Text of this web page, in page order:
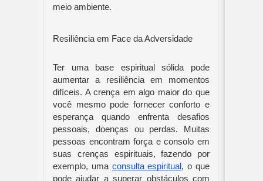
meio ambiente.
Resiliência em Face da Adversidade
Ter uma base espiritual sólida pode
aumentar a resiliência em momentos
difíceis. A crença em algo maior do que
você mesmo pode fornecer conforto e
esperança quando enfrenta desafios
pessoais, doenças ou perdas. Muitas
pessoas encontram força e consolo em
suas crenças espirituais, fazendo por
exemplo, uma consulta espiritual , o que
pode ajudar a superar obstáculos com